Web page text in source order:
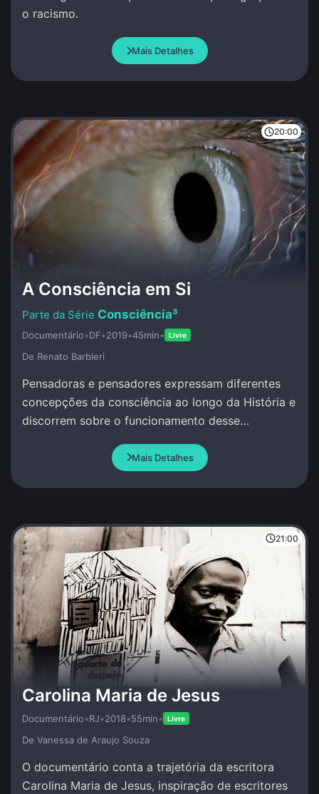
o racismo.
Mais Detalhes
20:00
A Consciência em Si
Consciência³
Documentário•DF•2019•45min• Livre
De Renato Barbieri
Pensadoras e pensadores expressam diferentes
concepções da consciência ao longo da História e
discorrem sobre o funcionamento desse
Mais Detalhes
21:00
Carolina Maria de Jesus
Documentário•RJ•2018•55min• Livre
De Vanessa de Araujo Souza
O documentário conta a trajetória da escritora
Carolina Maria de Jesus, inspiração de escritores